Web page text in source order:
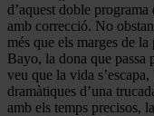
d’aquest doble
amb correcció. No
més que els marges de
Bayo, la dona que passa
veu que la vida
dramàtiques d’una
amb els temps precisos,